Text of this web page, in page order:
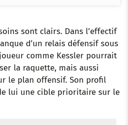
sont clairs. Dans l’effectif
d’un relais défensif sous
joueur comme Kessler pourrait
la raquette, mais aussi
le plan offensif. Son profil
lui une cible prioritaire sur le